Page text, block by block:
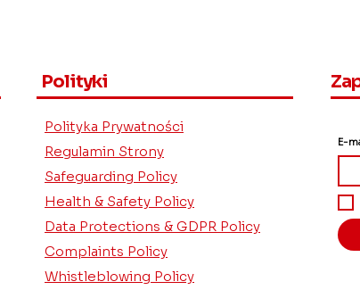
Polityki
Polityka Prywatności
Regulamin Strony
Safeguarding Policy
Health & Safety Policy
Data Protections & GDPR Policy
Complaints Policy
Whistleblowing Policy
E-